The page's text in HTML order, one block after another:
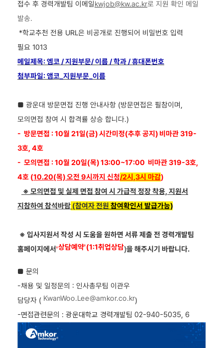
접수 후 경력개발팀 이메일kwjob@kw.ac.kr로 지원 확인 메일
발송.
*학교추천 전용 URL은 비공개로 진행되어 비밀번호 입력
필요 1013
메일제목: 엠코/ 지원부문/이름/학과/휴대폰번호
첨부파일: 앰코_지원부문_이름
■ 광운대 방문면접 진행 안내사항 (방문면접은 필참이며,
모의면접 참여 시 합격률 상승 합니다.)
- 방문면접 : 10월 21일(금) 시간미정(추후 공지) 비마관 319-
3호, 4호
- 모의면접 : 10월 20일(목) 13:00~17:00 비마관319-3호,
4호 (10.20(목) 오전 9시까지 신청/2시,3시 마감)
※모의면접 및 실제 면접 참여 시 가급적 정장 착용, 지원서
지참하여 참석바람(참여자 전원 참여확인서 발급가능)
※입사지원서 작성 시 도움을 원하면 서류 제출 전 경력개발팀
홈페이지에서'상담예약'(1:1취업상담)을 해주시기 바랍니다.
■ 문의
-채용 및 일정문의 : 인사총무팀 이관우
담당자( KwanWoo.Lee@amkor.co.kr)
-면접관련문의 : 광운대학교 경력개발팀 02-940-5035, 6